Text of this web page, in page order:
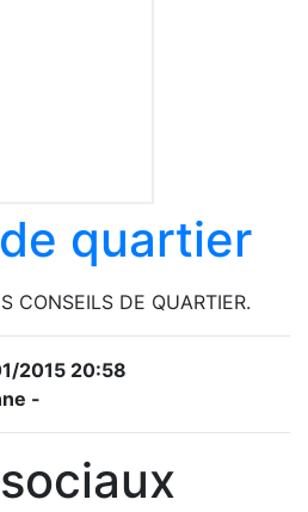
quartier
CONSEILS DE QUARTIER.
2015 20:58
-